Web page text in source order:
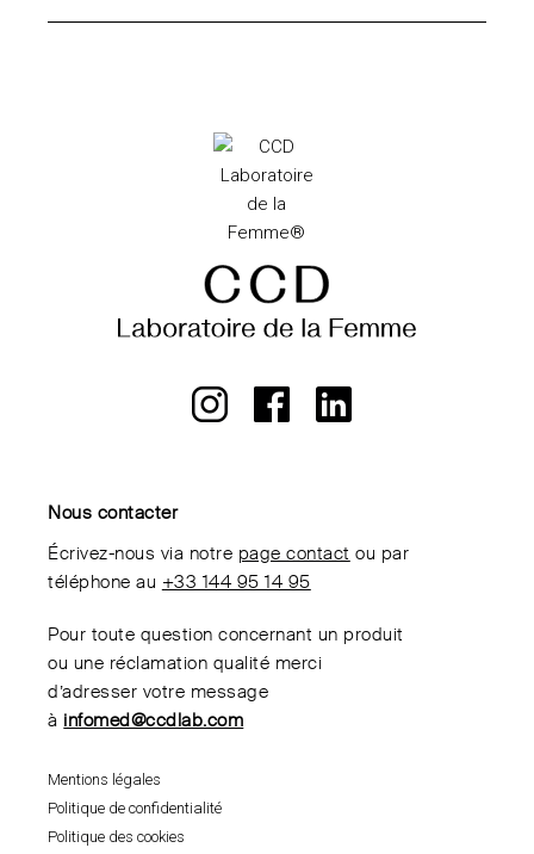
Nous contacter
Écrivez-nous via notre page contact ou par
téléphone au +33 144 95 14 95
Pour toute question concernant un produit
ou une réclamation qualité merci
d’adresser votre message
à infomed@ccdlab.com
Mentions légales
Politique de confidentialité
Politique des cookies